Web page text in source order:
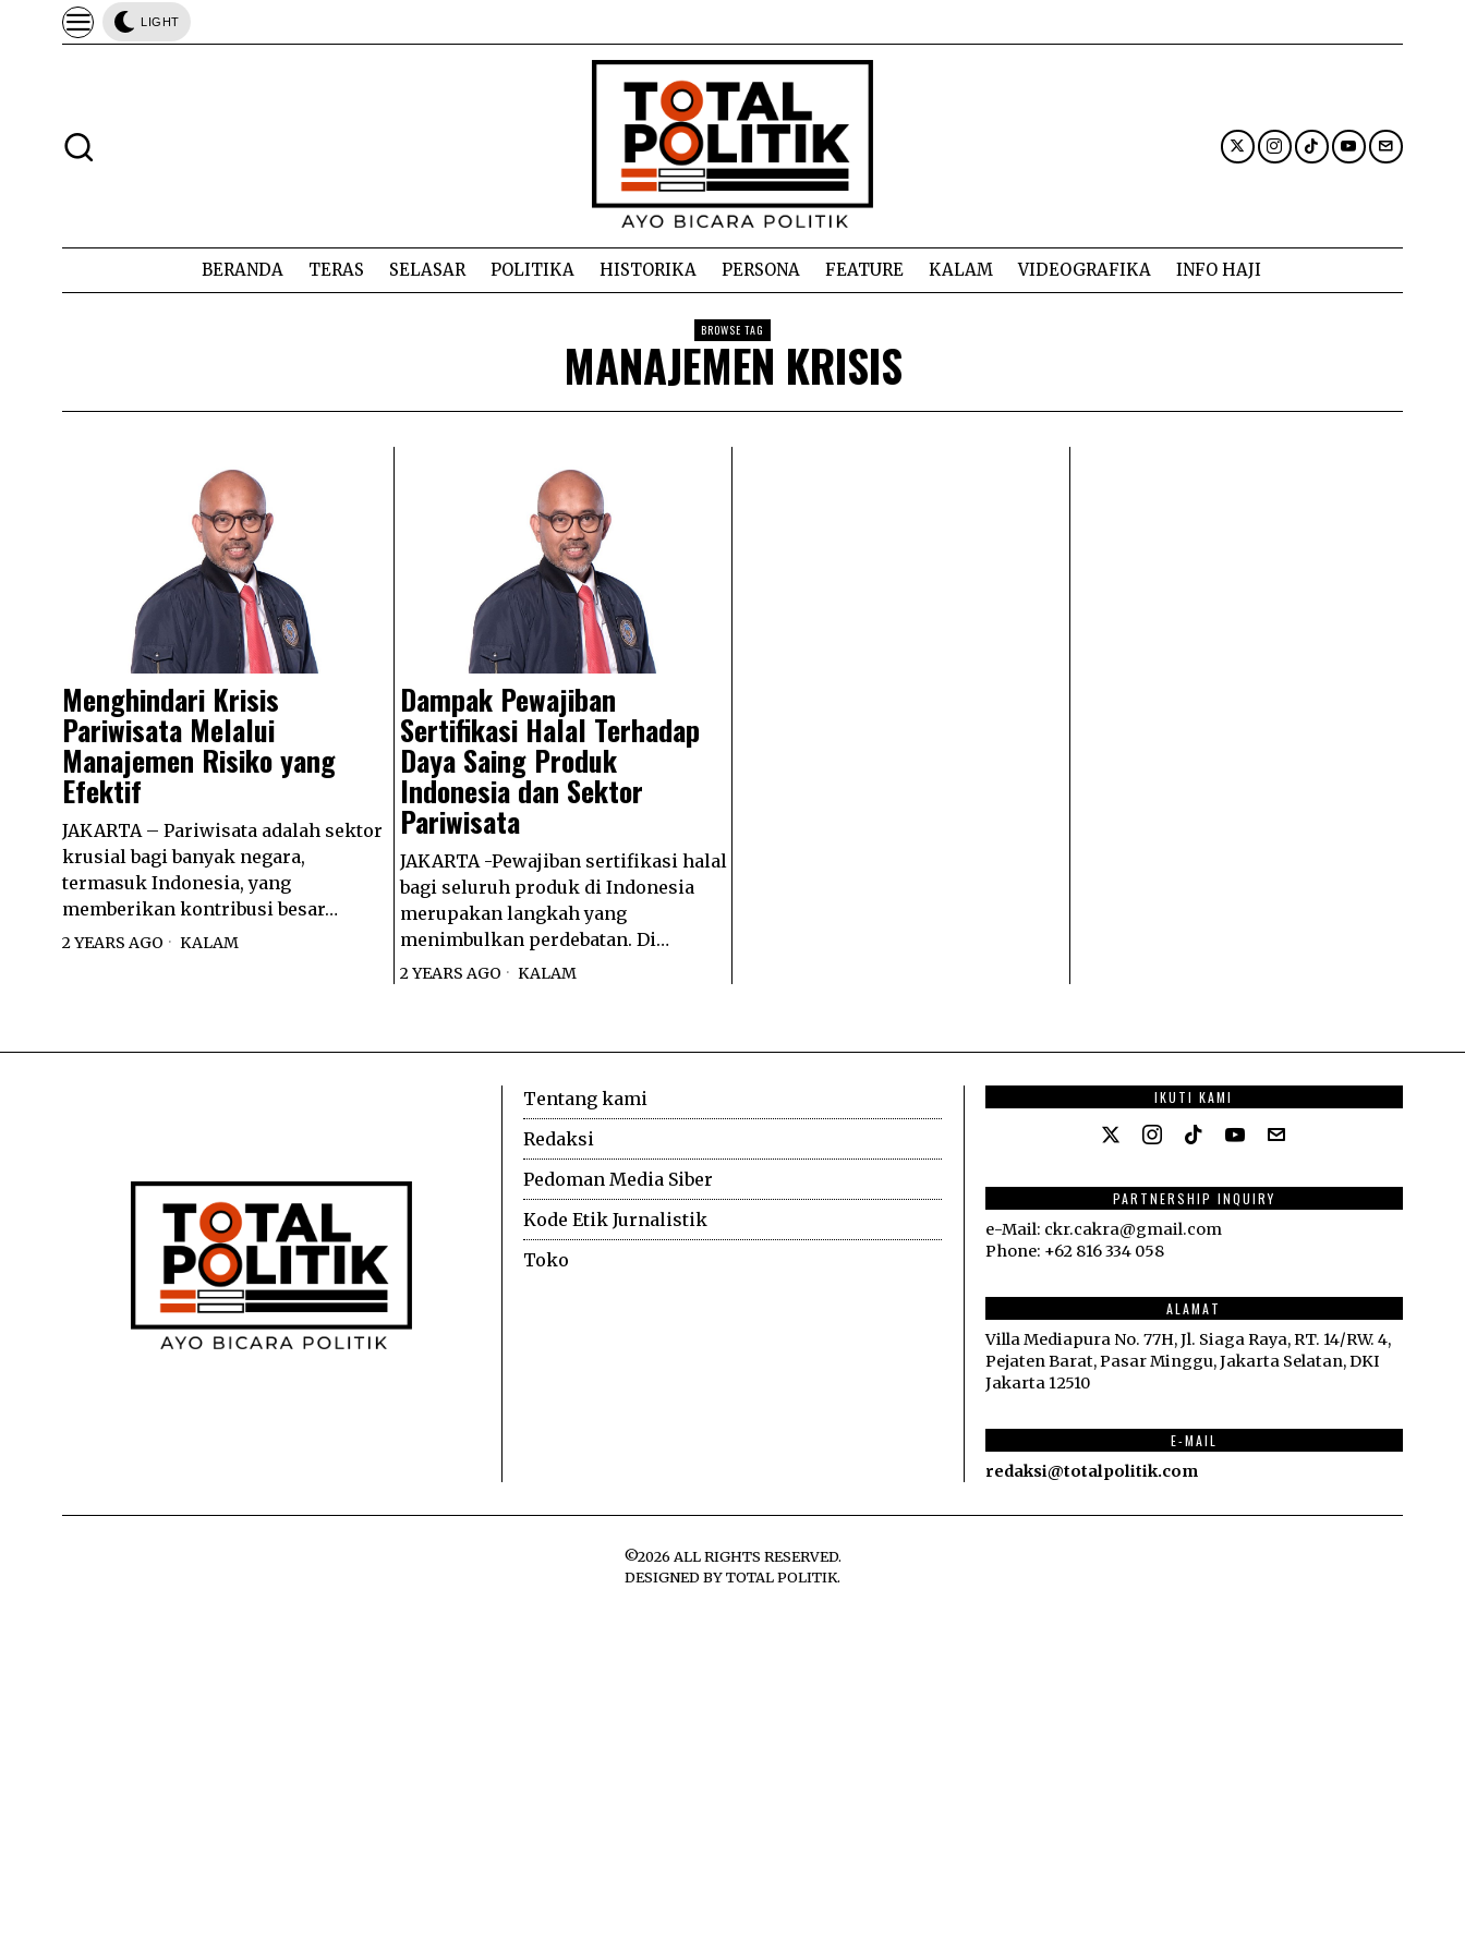
LIGHT
BERANDA TERAS SELASAR POLITIKA HISTORIKA PERSONA FEATURE KALAM VIDEOGRAFIKA INFO HAJI
BROWSE TAG
MANAJEMEN KRISIS
Menghindari Krisis
Pariwisata Melalui
Manajemen Risiko yang
Efektif
JAKARTA – Pariwisata adalah sektor
krusial bagi banyak negara,
termasuk Indonesia, yang
memberikan kontribusi besar…
2 YEARS AGO KALAM
Dampak Pewajiban
Sertifikasi Halal Terhadap
Daya Saing Produk
Indonesia dan Sektor
Pariwisata
JAKARTA -Pewajiban sertifikasi halal
bagi seluruh produk di Indonesia
merupakan langkah yang
menimbulkan perdebatan. Di…
2 YEARS AGO KALAM
Tentang kami
Redaksi
Pedoman Media Siber
Kode Etik Jurnalistik
Toko
IKUTI KAMI
PARTNERSHIP INQUIRY
e-Mail: ckr.cakra@gmail.com
Phone: +62 816 334 058
ALAMAT
Villa Mediapura No. 77H, Jl. Siaga Raya, RT. 14/RW. 4,
Pejaten Barat, Pasar Minggu, Jakarta Selatan, DKI
Jakarta 12510
E-MAIL
redaksi@totalpolitik.com
©2026 ALL RIGHTS RESERVED.
DESIGNED BYTOTAL POLITIK.